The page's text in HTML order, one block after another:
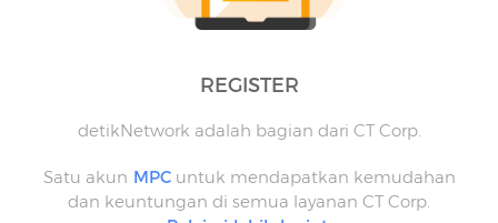
REGISTER
detikNetwork adalah bagian dari CT Corp.
Satu akun MPCuntuk mendapatkan kemudahan
dan keuntungan di semua layanan CT Corp.